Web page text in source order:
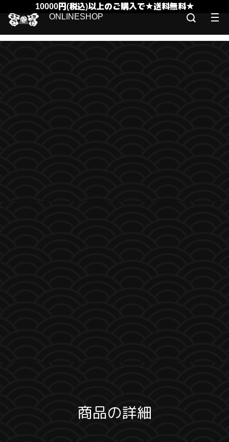
10000円(税込)以上のご購入で★送料無料★
商品の詳細
ONLINESHOP